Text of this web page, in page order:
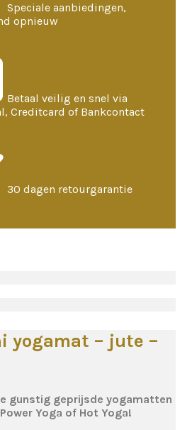
Speciale aanbiedingen,
opnieuw
Betaal veilig en snel via
Creditcard of Bankcontact
30 dagen retourgarantie
yogamat – jute –
gunstig geprijsde yogamatten
Yoga of Hot Yoga!